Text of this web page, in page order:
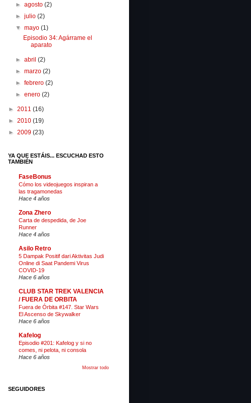
►agosto(2)
►julio(2)
▼mayo(1)
Episodio 34: Agárrame el
aparato
►abril(2)
►marzo(2)
►febrero(2)
►enero(2)
► 2011 (16)
► 2010 (19)
► 2009 (23)
YA QUE ESTÁIS... ESCUCHAD ESTO
TAMBIÉN
FaseBonus
Cómo los videojuegos inspiran a
las tragamonedas
Hace 4 años
Zona Zhero
Carta de despedida, de Joe
Runner
Hace 4 años
Asilo Retro
5 Dampak Positif dari Aktivitas Judi
Online di Saat Pandemi Virus
COVID-19
Hace 6 años
CLUB STAR TREK VALENCIA
/ FUERA DE ORBITA
Fuera de Órbita #147. Star Wars
El Ascenso de Skywalker
Hace 6 años
Kafelog
Episodio #201: Kafelog y si no
comes, ni pelota, ni consola
Hace 6 años
Mostrar todo
SEGUIDORES